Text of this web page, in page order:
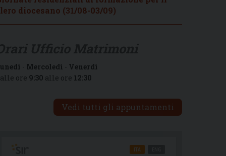
diocesano (31/08-03/09)
- Mercoledì - Venerdì
ore 9:30 alle ore 12:30
Vedi tutti gli appuntamenti